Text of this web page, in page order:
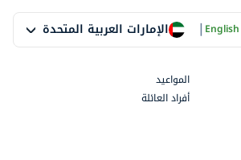
الإمارات العربية المتحدة |English
المواعيد
أفراد العائلة